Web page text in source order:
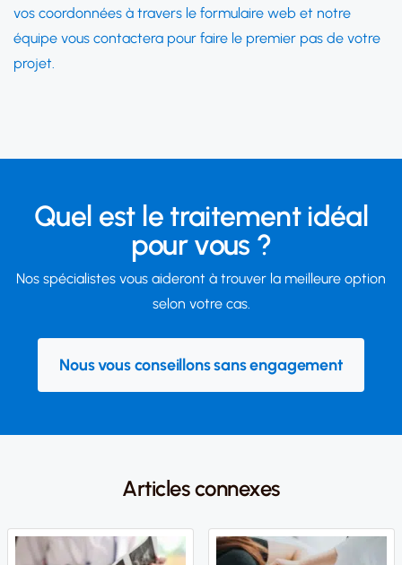
vos coordonnées à travers le formulaire web et notre
équipe vous contactera pour faire le premier pas de votre
projet.
Quel est le traitement idéal
pour vous ?
Nos spécialistes vous aideront à trouver la meilleure option
selon votre cas.
Nous vous conseillons sans engagement
Articles connexes